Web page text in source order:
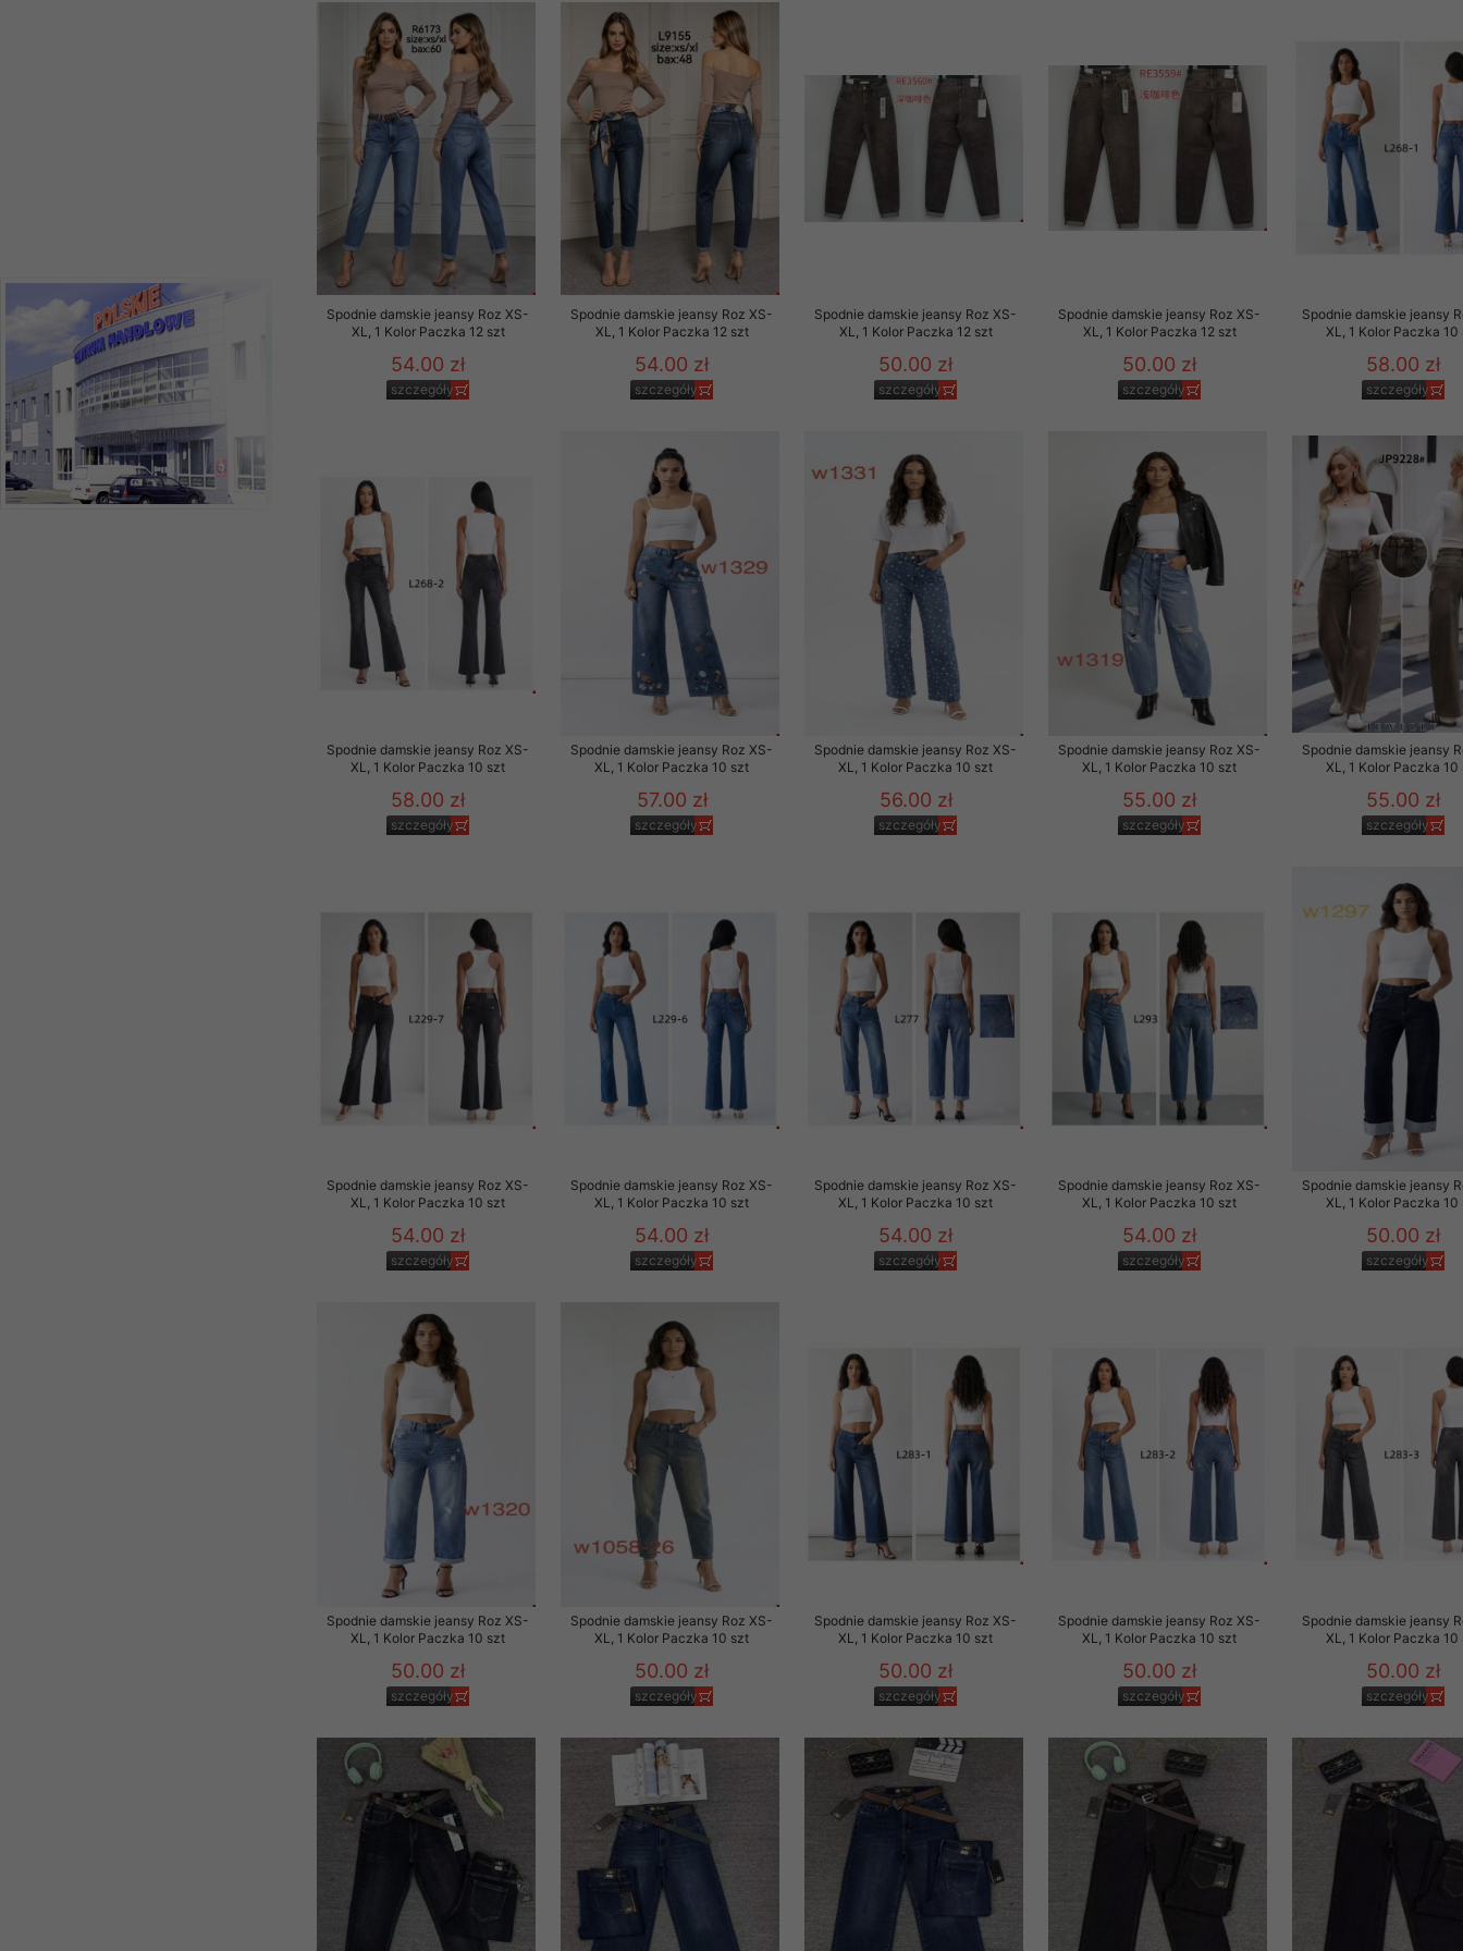
Spodnie damskie jeansy Roz XS-
XL, 1 Kolor Paczka 12 szt
54.00 zł
szczegóły
Spodnie damskie jeansy Roz XS-
XL, 1 Kolor Paczka 12 szt
54.00 zł
szczegóły
Spodnie damskie jeansy Roz XS-
XL, 1 Kolor Paczka 12 szt
50.00 zł
szczegóły
Spodnie damskie jeansy Roz XS-
XL, 1 Kolor Paczka 12 szt
50.00 zł
szczegóły
Spodnie damskie jeansy
XL, 1 Kolor Paczka 10
58.00 zł
szczegóły
Spodnie damskie jeansy Roz XS-
XL, 1 Kolor Paczka 10 szt
58.00 zł
szczegóły
Spodnie damskie jeansy Roz XS-
XL, 1 Kolor Paczka 10 szt
57.00 zł
szczegóły
Spodnie damskie jeansy Roz XS-
XL, 1 Kolor Paczka 10 szt
56.00 zł
szczegóły
Spodnie damskie jeansy Roz XS-
XL, 1 Kolor Paczka 10 szt
55.00 zł
szczegóły
Spodnie damskie jeansy
XL, 1 Kolor Paczka 10
55.00 zł
szczegóły
Spodnie damskie jeansy Roz XS-
XL, 1 Kolor Paczka 10 szt
54.00 zł
szczegóły
Spodnie damskie jeansy Roz XS-
XL, 1 Kolor Paczka 10 szt
54.00 zł
szczegóły
Spodnie damskie jeansy Roz XS-
XL, 1 Kolor Paczka 10 szt
54.00 zł
szczegóły
Spodnie damskie jeansy Roz XS-
XL, 1 Kolor Paczka 10 szt
54.00 zł
szczegóły
Spodnie damskie jeansy
XL, 1 Kolor Paczka 10
50.00 zł
szczegóły
Spodnie damskie jeansy Roz XS-
XL, 1 Kolor Paczka 10 szt
50.00 zł
szczegóły
Spodnie damskie jeansy Roz XS-
XL, 1 Kolor Paczka 10 szt
50.00 zł
szczegóły
Spodnie damskie jeansy Roz XS-
XL, 1 Kolor Paczka 10 szt
50.00 zł
szczegóły
Spodnie damskie jeansy Roz XS-
XL, 1 Kolor Paczka 10 szt
50.00 zł
szczegóły
Spodnie damskie jeansy
XL, 1 Kolor Paczka 10
50.00 zł
szczegóły
Materiały reklamowo - promocyjne wysyłamy Klientom jedynie wówczas, gdy wyrazili na to zgodę. Dotyczy to w
szczególności newslettera wysyłanego Klientowi, jeżeli potwierdzi wyraźnie wskazanego przez nas linka
zawierającego akceptację na otrzymywanie newslettera o aktualnych promocjach, rabatach i nowościach w
naszym Sklepie. Materiały te dotyczą wyłącznie oferty naszego Sklepu.
Wszelkie pytania, wnioski i sugestie odnoszące się do ochrony Państwa prywatności, w szczególności danych
osobowych prosimy zgłaszać na email